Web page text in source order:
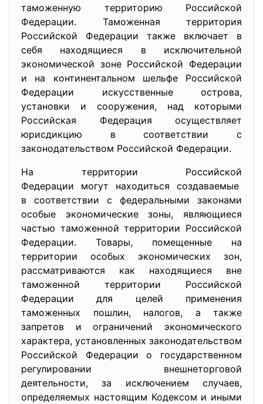
таможенную территорию Российской
Федерации. Таможенная территория
Российской Федерации также включает в
себя находящиеся в исключительной
экономической зоне Российской Федерации
и на континентальном шельфе Российской
Федерации искусственные острова,
установки и сооружения, над которыми
Российская Федерация осуществляет
юрисдикцию в соответствии с
законодательством Российской Федерации.
На территории Российской
Федерации могут находиться создаваемые
в соответствии с федеральными законами
особые экономические зоны, являющиеся
частью таможенной территории Российской
Федерации. Товары, помещенные на
территории особых экономических зон,
рассматриваются как находящиеся вне
таможенной территории Российской
Федерации для целей применения
таможенных пошлин, налогов, а также
запретов и ограничений экономического
характера, установленных законодательством
Российской Федерации о государственном
регулировании внешнеторговой
деятельности, за исключением случаев,
определяемых настоящим Кодексом и иными